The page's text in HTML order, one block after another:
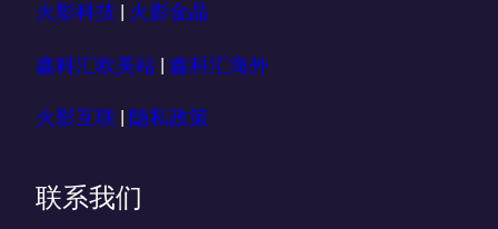
火影科技 火影金晶
鑫科汇欧美站 | 鑫科汇海外
火影互联 隐私政策
联系我们